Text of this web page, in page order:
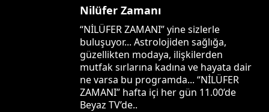
Nilüfer Zamanı
“NİLÜFER ZAMANI” yine sizlerle
buluşuyor... Astrolojiden sağlığa,
güzellikten modaya, ilişkilerden
mutfak sırlarına kadına ve hayata dair
ne varsa bu programda... “NİLÜFER
ZAMANI” hafta içi her gün 11.00’de
Beyaz TV’de..